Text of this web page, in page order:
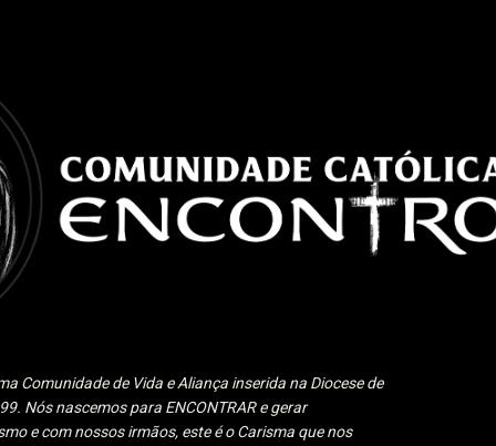
Comunidade de Vida e Aliança inserida na Diocese de
Nós nascemos para ENCONTRAR e gerar
e com nossos irmãos, este é o Carisma que nos